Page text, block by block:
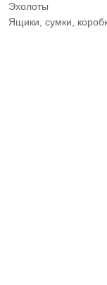
Эхолоты
Ящики, сумки,